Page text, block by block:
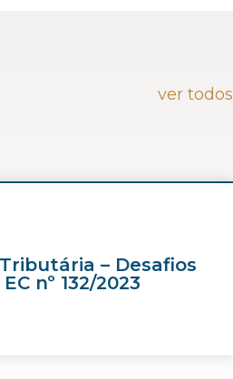
ver todos
– Desafios
nº 132/2023